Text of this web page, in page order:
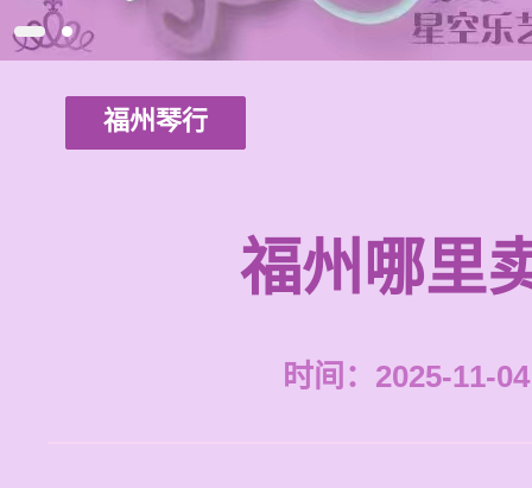
福州琴行
福州哪里
时间：2025-11-